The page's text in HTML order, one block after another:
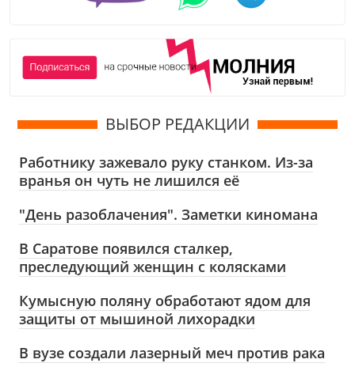
ВЫБОР РЕДАКЦИИ
Работнику зажевало руку станком. Из-за
вранья он чуть не лишился её
"День разоблачения". Заметки киномана
В Саратове появился сталкер,
преследующий женщин с колясками
Кумысную поляну обработают ядом для
защиты от мышиной лихорадки
В вузе создали лазерный меч против рака